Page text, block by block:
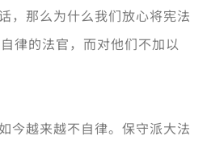
，那么为什么我们放心将宪法
律的法官，而对他们不加以
今越来越不自律。保守派大法